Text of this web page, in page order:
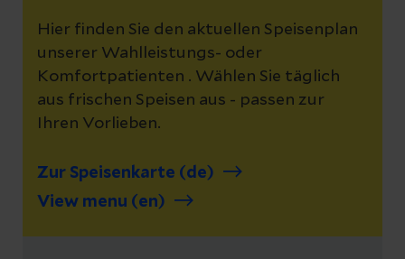
Hier finden Sie den aktuellen Speisenplan
unserer Wahlleistungs- oder
Komfortpatienten . Wählen Sie täglich
aus frischen Speisen aus - passen zur
Ihren Vorlieben.
Zur Speisenkarte (de)
View menu (en)